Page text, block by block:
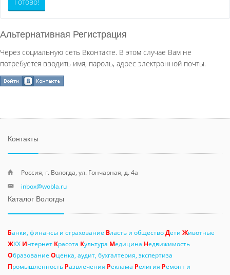
Альтернативная Регистрация
Через социальную сеть Вконтакте. В этом случае Вам не
потребуется вводить имя, пароль, адрес электронной почты.
Контакты
Россия, г. Вологда, ул. Гончарная, д. 4а
inbox@wobla.ru
Каталог Вологды
Банки, финансы и страхование Власть и обществоДети Животные
ЖКХ Интернет Красота Культура Медицина Недвижимость
Образование Оценка, аудит, бухгалтерия, экспертиза
Промышленность Развлечения Реклама Религия Ремонт и